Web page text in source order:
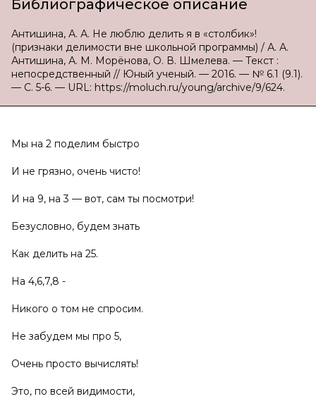
Библиографическое описание
Антишина, А. А. Не люблю делить я в «столбик»!
(признаки делимости вне школьной программы) / А. А.
Антишина, А. М. Морёнова, О. В. Шмелева. — Текст :
непосредственный // Юный ученый. — 2016. — № 6.1 (9.1).
— С. 5-6. — URL: https://moluch.ru/young/archive/9/624.
Мы на 2 поделим быстро
И не грязно, очень чисто!
И на 9, на 3 — вот, сам ты посмотри!
Безусловно, будем знать
Как делить на 25.
На 4,6,7,8 -
Никого о том не спросим.
Не забудем мы про 5,
Очень просто вычислять!
Это, по всей видимости,